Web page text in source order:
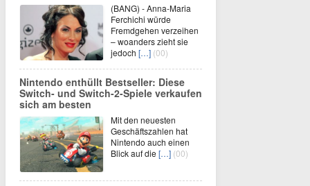
(BANG) - Anna-Maria
Ferchichi würde
Fremdgehen verzeihen
– woanders zieht sie
jedoch […] (00)
Nintendo enthüllt Bestseller: Diese
Switch- und Switch-2-Spiele verkaufen
sich am besten
Mit den neuesten
Geschäftszahlen hat
Nintendo auch einen
Blick auf die […] (00)